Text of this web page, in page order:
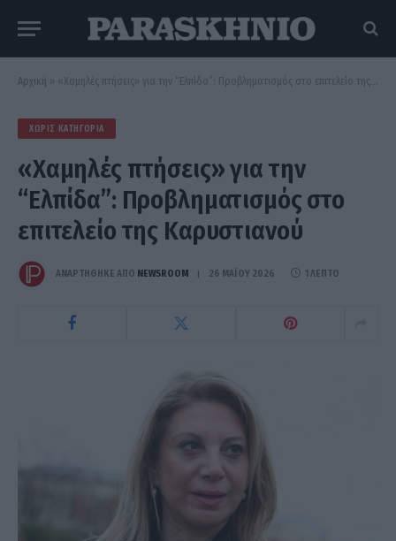
Αρχική » «Χαμηλές πτήσεις» για την “Ελπίδα”: Προβληματισμός στο επιτελείο της Καρυστιανού
ΧΩΡΊΣ ΚΑΤΗΓΟΡΊΑ
«Χαμηλές πτήσεις» για την
“Ελπίδα”: Προβληματισμός στο
επιτελείο της Καρυστιανού
ΑΝΑΡΤΗΘΗΚΕ ΑΠΟ NEWSROOM 26 ΜΑΪ́ΟΥ 2026 1 ΛΕΠΤΌ